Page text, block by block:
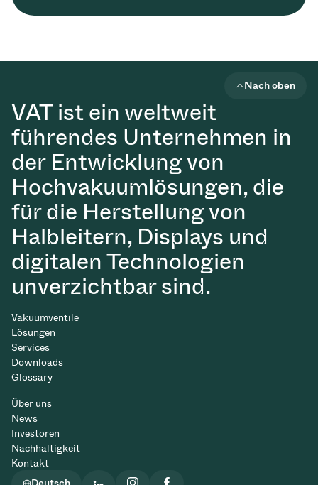
VAT ist ein weltweit
führendes Unternehmen in
der Entwicklung von
Hochvakuumlösungen, die
für die Herstellung von
Halbleitern, Displays und
digitalen Technologien
unverzichtbar sind.
Nach oben
Vakuumventile
Lösungen
Services
Downloads
Glossary
Über uns
News
Investoren
Nachhaltigkeit
Kontakt